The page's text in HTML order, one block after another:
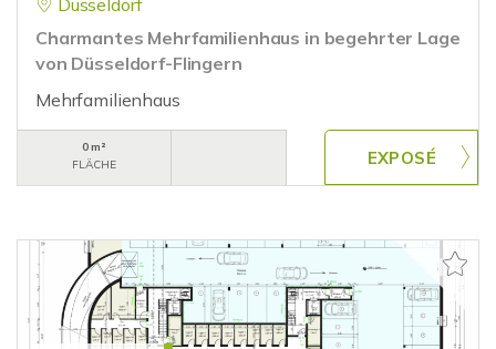
Düsseldorf
Charmantes Mehrfamilienhaus in begehrter Lage
von Düsseldorf-Flingern
Mehrfamilienhaus
0 m²
FLÄCHE